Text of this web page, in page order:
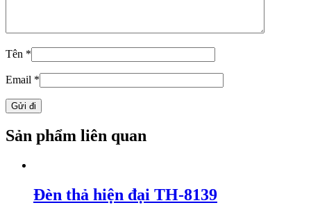
Tên *
Email *
Sản phẩm liên quan
Đèn thả hiện đại TH-8139